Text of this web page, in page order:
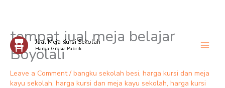
Skip
content
Jual Meja Kursi Sekolah
Harga Grosir Pabrik
tempat jual meja belajar
Boyolali
Leave a Comment / bangku sekolah besi, harga kursi dan meja
kayu sekolah, harga kursi dan meja kayu sekolah, harga kursi